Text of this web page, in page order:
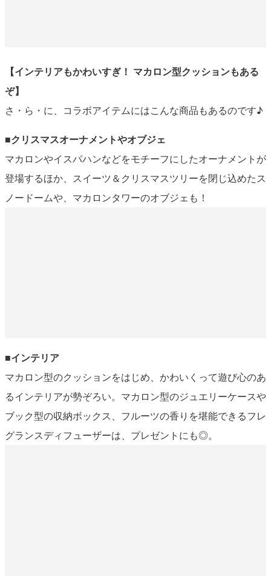
【インテリアもかわいすぎ！ マカロン型クッションもある
ぞ】
さ・ら・に、コラボアイテムにはこんな商品もあるのです♪
■クリスマスオーナメントやオブジェ
マカロンやイスパハンなどをモチーフにしたオーナメントが
登場するほか、スイーツ＆クリスマスツリーを閉じ込めたス
ノードームや、マカロンタワーのオブジェも！
■インテリア
マカロン型のクッションをはじめ、かわいくって遊び心のあ
るインテリアが勢ぞろい。マカロン型のジュエリーケースや
ブック型の収納ボックス、フルーツの香りを堪能できるフレ
グランスディフューザーは、プレゼントにも◎。